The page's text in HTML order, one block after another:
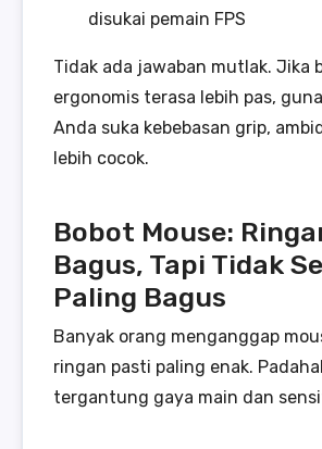
disukai pemain FPS
Tidak ada jawaban mutlak. Jika
ergonomis terasa lebih pas,
Anda suka kebebasan grip,
lebih cocok.
Bobot Mouse:
Bagus, Tapi Tidak
Paling Bagus
Banyak orang menganggap
ringan pasti paling enak.
tergantung gaya main dan